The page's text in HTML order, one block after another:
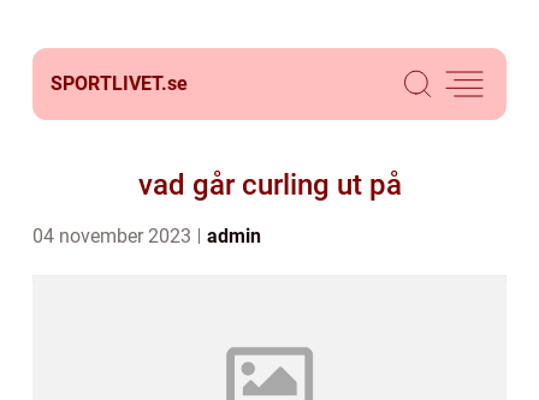
SPORTLIVET.se
vad går curling ut på
04 november 2023 admin